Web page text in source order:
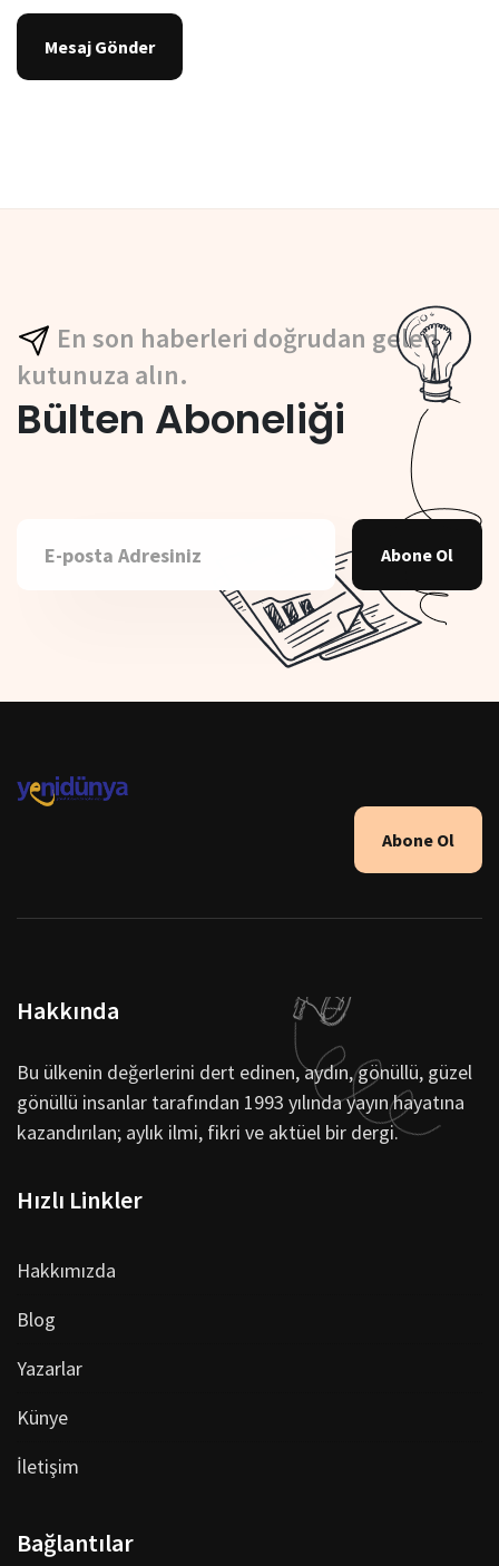
Mesaj Gönder
En son haberleri doğrudan gelen
kutunuza alın.
Bülten Aboneliği
Abone Ol
Abone Ol
Hakkında
Bu ülkenin değerlerini dert edinen, aydın, gönüllü, güzel
gönüllü insanlar tarafından 1993 yılında yayın hayatına
kazandırılan; aylık ilmi, fikri ve aktüel bir dergi.
Hızlı Linkler
Hakkımızda
Blog
Yazarlar
Künye
İletişim
Bağlantılar